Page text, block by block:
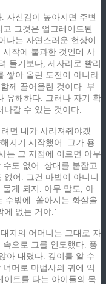
자신감이 높아지면 주변
그것은 업그레이드된
나는 자연스러운 현상이
작에 불과한 것인데 사
들기보다, 제자리로 빨리
쌓아 올린 도전이 아니라
께 끌어올린 것이다. 부
유해하다. 그러나 자기 확
나갈 수 있는 것이다.
면 내가 사라져줘야겠
지기 시작했어. 그가 용
는 그 지점에 이르면 아무
도 없어. 상대를 붙잡고
어. 그건 마법이 아니니
게 되지. 아무 말도, 아
수밖에. 쏟아지는 화살을
에 없는 거야.’
지의 어머니는 그대로 자
으로 그를 인도했다. 풍
아 내렸다. 깊이를 알 수
머로 마법사의 귀에 익
이트를 타는 아이들의 목